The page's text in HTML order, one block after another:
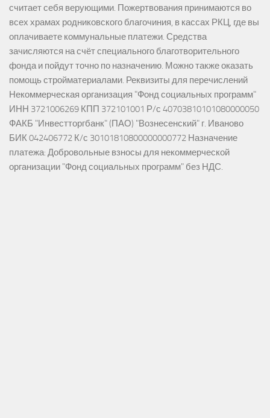
считает себя верующими. Пожертвования принимаются во
всех храмах родниковского благочиния, в кассах РКЦ, где вы
оплачиваете коммунальные платежи. Средства
зачисляются на счёт специального благотворительного
фонда и пойдут точно по назначению. Можно также оказать
помощь стройматериалами. Реквизиты для перечислений
Некоммерческая организация "Фонд социальных программ"
ИНН 3721006269 КПП 372101001 Р/с 40703810101080000050
ФАКБ "Инвестторгбанк" (ПАО) "Вознесенский" г. Иваново
БИК 042406772 К/с 30101810800000000772 Назначение
платежа: Добровольные взносы для некоммерческой
организации "Фонд социальных программ" без НДС.